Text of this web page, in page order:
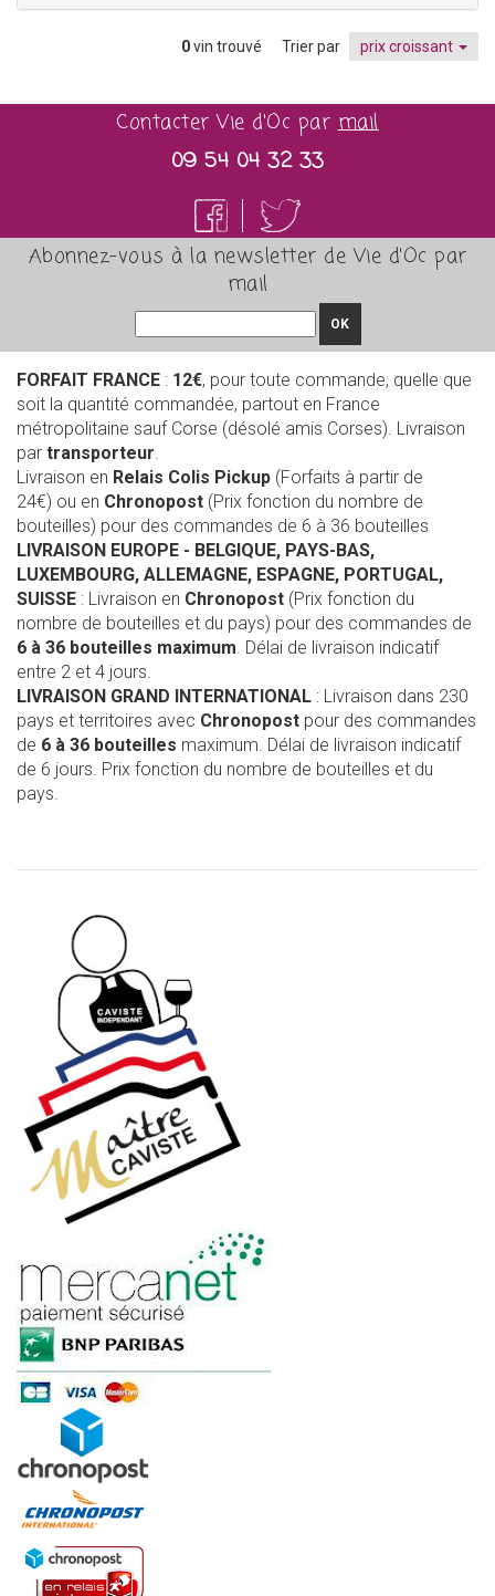
0vin trouvé Trier par prix croissant
Contacter Vie d'Oc parmail
09 54 04 32 33
Abonnez-vous à la newsletter de Vie d'Oc par
mail
OK
FORFAIT FRANCE : 12€, pour toute commande, quelle que
soit la quantité commandée, partout en France
métropolitaine sauf Corse (désolé amis Corses). Livraison
par transporteur.
Livraison en Relais Colis Pickup (Forfaits à partir de
24€) ou en Chronopost (Prix fonction du nombre de
bouteilles) pour des commandes de 6 à 36 bouteilles
LIVRAISON EUROPE - BELGIQUE, PAYS-BAS,
LUXEMBOURG, ALLEMAGNE, ESPAGNE, PORTUGAL,
SUISSE : Livraison en Chronopost (Prix fonction du
nombre de bouteilles et du pays) pour des commandes de
6 à 36 bouteilles maximum. Délai de livraison indicatif
entre 2 et 4 jours.
LIVRAISON GRAND INTERNATIONAL : Livraison dans 230
pays et territoires avec Chronopost pour des commandes
de 6 à 36 bouteilles maximum. Délai de livraison indicatif
de 6 jours. Prix fonction du nombre de bouteilles et du
pays.